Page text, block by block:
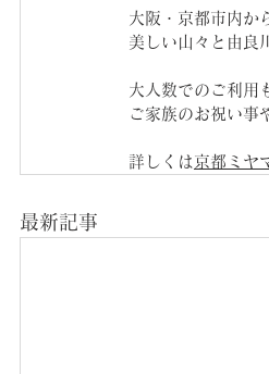
大阪・京都市内か
美しい山々と由良
大人数でのご利用
ご家族のお祝い事
詳しくは 京都ミヤ
最新記事